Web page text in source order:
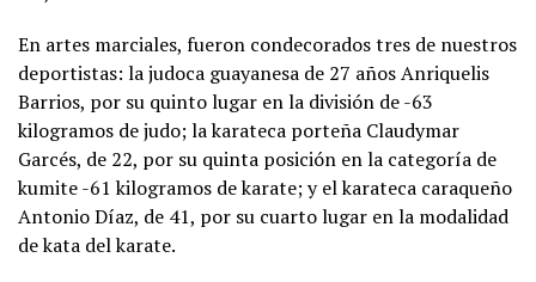
En artes marciales, fueron condecorados tres de nuestros
deportistas: la judoca guayanesa de 27 años Anriquelis
Barrios, por su quinto lugar en la división de -63
kilogramos de judo; la karateca porteña Claudymar
Garcés, de 22, por su quinta posición en la categoría de
kumite -61 kilogramos de karate; y el karateca caraqueño
Antonio Díaz, de 41, por su cuarto lugar en la modalidad
de kata del karate.